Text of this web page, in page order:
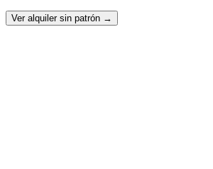
Ver alquiler sin patrón →